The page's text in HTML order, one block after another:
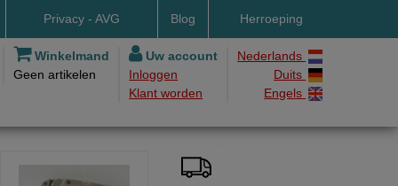
Privacy - AVG Blog Herroeping
Winkelmand
Geen artikelen
Uw account
Inloggen
Klant worden
Nederlands
Duits
Engels